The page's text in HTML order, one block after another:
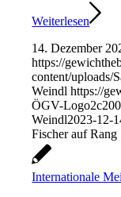
Weiterlesen
14. Dezember
https://
content/uploads/
Weindl https://
ÖGV-
Weindl2023-12-
Fischer auf
Internationale